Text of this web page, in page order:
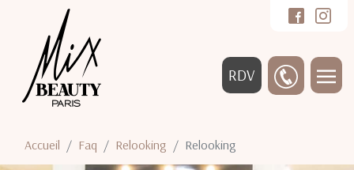
RDV
Accueil Faq Relooking Relooking